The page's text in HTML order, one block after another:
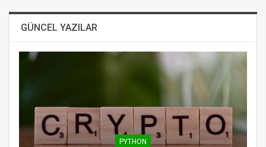
GÜNCEL YAZILAR
PYTHON